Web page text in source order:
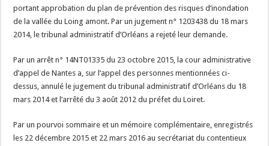
portant approbation du plan de prévention des risques d’inondation
de la vallée du Loing amont. Par un jugement n° 1203438 du 18 mars
2014, le tribunal administratif d’Orléans a rejeté leur demande.
Par un arrêt n° 14NT01335 du 23 octobre 2015, la cour administrative
d’appel de Nantes a, sur l’appel des personnes mentionnées ci-
dessus, annulé le jugement du tribunal administratif d’Orléans du 18
mars 2014 et l’arrêté du 3 août 2012 du préfet du Loiret.
Par un pourvoi sommaire et un mémoire complémentaire, enregistrés
les 22 décembre 2015 et 22 mars 2016 au secrétariat du contentieux